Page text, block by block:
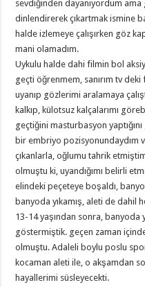
sevdiğinden dayanıyordum
dinlendirerek çıkartmak ismine
halde izlemeye çalışırken göz
mani olamadım.
Uykulu halde dahi filmin bol
geçti öğrenmem, sanırım tv deki
uyanıp gözlerimi aralamaya
kalkıp, külotsuz kalçalarımı
geçtiğini masturbasyon
bir embriyo pozisyonundaydım
çıkanlarla, oğlumu tahrik
olmuştu ki, uyandığımı belirli
elindeki peçeteye boşaldı,
banyoda yıkamış, aleti de dahil
13-14 yaşından sonra, banyoda
göstermiştik. geçen zaman
olmuştu. Adaleli boylu poslu
kocaman aleti ile, o akşamdan
hayallerimi süsleyecekti.